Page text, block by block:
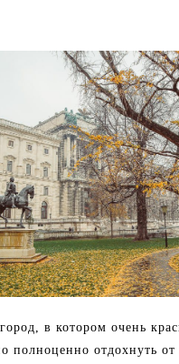
в котором очень
полноценно отдохнуть от